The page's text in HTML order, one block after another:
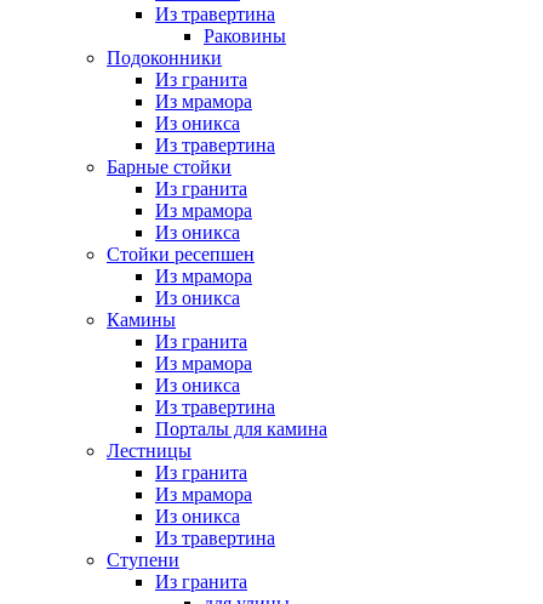
Из травертина
Раковины
Подоконники
Из гранита
Из мрамора
Из оникса
Из травертина
Барные стойки
Из гранита
Из мрамора
Из оникса
Стойки ресепшен
Из мрамора
Из оникса
Камины
Из гранита
Из мрамора
Из оникса
Из травертина
Порталы для камина
Лестницы
Из гранита
Из мрамора
Из оникса
Из травертина
Ступени
Из гранита